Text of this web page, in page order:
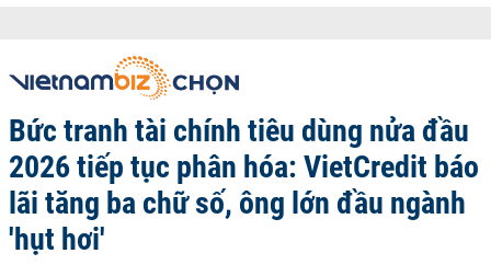
Bức tranh tài chính tiêu dùng nửa đầu
2026 tiếp tục phân hóa: VietCredit báo
lãi tăng ba chữ số, ông lớn đầu ngành
'hụt hơi'